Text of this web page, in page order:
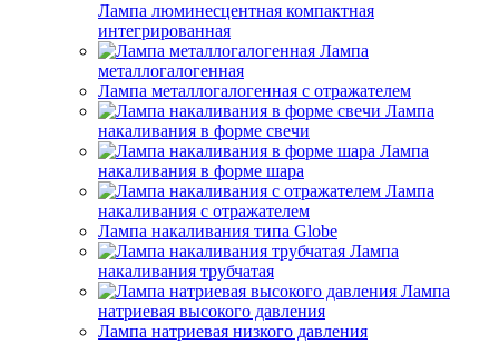
Лампа люминесцентная компактная
интегрированная
Лампа
металлогалогенная
Лампа металлогалогенная с отражателем
Лампа
накаливания в форме свечи
Лампа
накаливания в форме шара
Лампа
накаливания с отражателем
Лампа накаливания типа Globe
Лампа
накаливания трубчатая
Лампа
натриевая высокого давления
Лампа натриевая низкого давления